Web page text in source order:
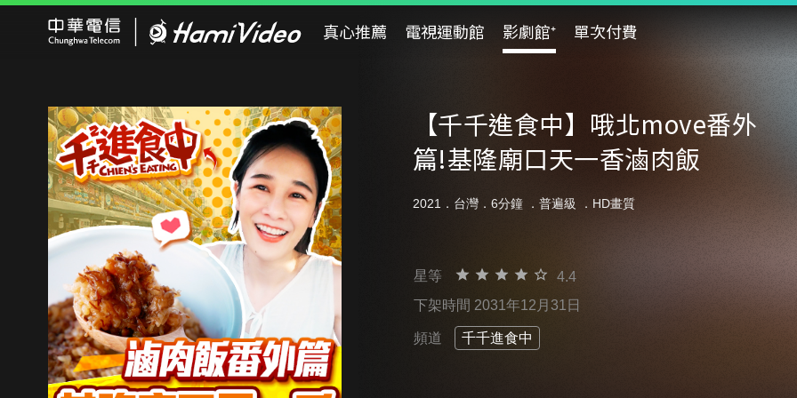
真心推薦 電視運動館 影劇館⁺ 單次付費
【千千進食中】哦北move番外
篇!基隆廟口天一香滷肉飯
2021．台灣．6分鐘 ． 普遍級 ．HD畫質
星等
4.4
下架時間 2031年12月31日
頻道 千千進食中